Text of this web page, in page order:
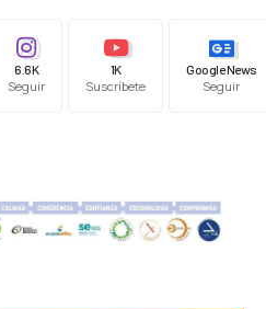
6.6K
Seguir
1K
Suscríbete
Google News
Seguir